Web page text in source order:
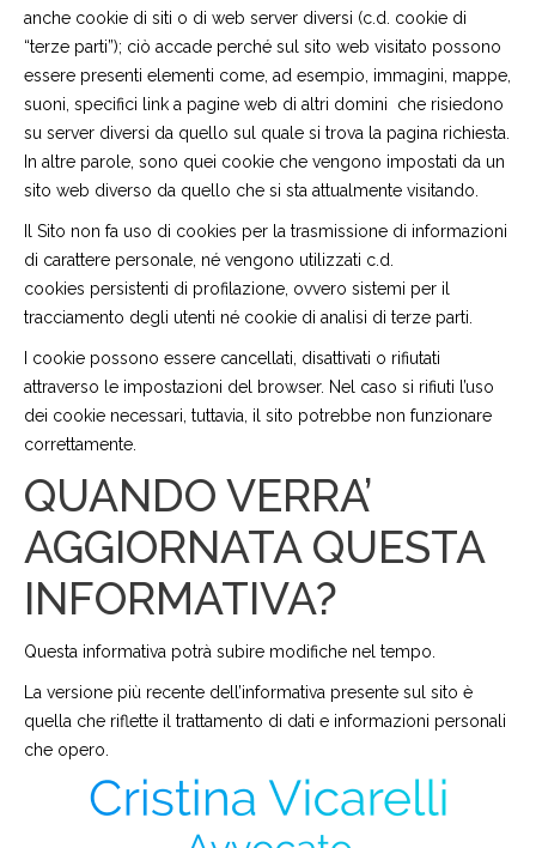
anche cookie di siti o di web server diversi (c.d. cookie di
“terze parti”); ciò accade perché sul sito web visitato possono
essere presenti elementi come, ad esempio, immagini, mappe,
suoni, specifici link a pagine web di altri domini che risiedono
su server diversi da quello sul quale si trova la pagina richiesta.
In altre parole, sono quei cookie che vengono impostati da un
sito web diverso da quello che si sta attualmente visitando.
Il Sito non fa uso di cookies per la trasmissione di informazioni
di carattere personale, né vengono utilizzati c.d.
cookies persistenti di profilazione, ovvero sistemi per il
tracciamento degli utenti né cookie di analisi di terze parti.
I cookie possono essere cancellati, disattivati o rifiutati
attraverso le impostazioni del browser. Nel caso si rifiuti l’uso
dei cookie necessari, tuttavia, il sito potrebbe non funzionare
correttamente.
QUANDO VERRA’
AGGIORNATA QUESTA
INFORMATIVA?
Questa informativa potrà subire modifiche nel tempo.
La versione più recente dell’informativa presente sul sito è
quella che riflette il trattamento di dati e informazioni personali
che opero.